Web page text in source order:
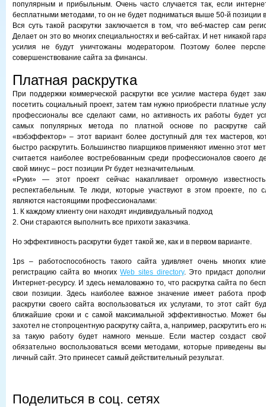
популярным и прибыльным. Очень часто случается так, если
бесплатными методами, то он не будет подниматься выше 50-й позиции
Вся суть такой раскрутки заключается в том, что веб-мастер сам
Делает он это во многих специальностях и веб-сайтах. И нет никакой
усилия не будут уничтожаны модератором. Поэтому более
совершенствование сайта за финансы.
Платная раскрутка
При поддержки коммерческой раскрутки все усилие мастера будет
посетить социальный проект, затем там нужно приобрести платные
профессионалы все сделают сами, но активность их работы будет
самых популярных метода по платной основе по раскрутке
«вэбэффектор» – этот вариант более доступный для тех мастеров,
быстро раскрутить. Большинство пиарщиков применяют именно этот
считается наиболее востребованным среди профессионалов своего
свой минус – рост позиции Pr будет незначительным.
«Руки» — этот проект сейчас накапливает огромную
респектабельным. Те люди, которые участвуют в этом проекте, по
являются настоящими профессионалами:
1. К каждому клиенту они находят индивидуальный подход
2. Они стараются выполнить все прихоти заказчика.
Но эффективность раскрутки будет такой же, как и в первом варианте.
1ps – работоспособность такого сайта удивляет очень многих
регистрацию сайта во многихWeb sites directory. Это придаст
Интернет-ресурсу. И здесь немаловажно то, что раскрутка сайта по
свои позиции. Здесь наиболее важное значение имеет работа
раскрутки своего сайта воспользоваться их услугами, то этот сайт
ближайшие сроки и с самой максимальной эффективностью. Может
захотел не стопроцентную раскрутку сайта, а, например, раскрутить его
за такую работу будет намного меньше. Если мастер создаст
обязательно воспользоваться всеми методами, которые приведены
личный сайт. Это принесет самый действительный результат.
Поделиться в соц. сетях